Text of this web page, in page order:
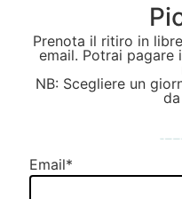
Prenota il ritiro in
email. Potrai
NB: Scegliere un
Email*